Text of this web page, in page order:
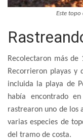
Este topo
Recolectaron más de
Recorrieron playas y
incluida la playa de
había encontrado
rastrearon uno de los
varias especies de
del tramo de costa.